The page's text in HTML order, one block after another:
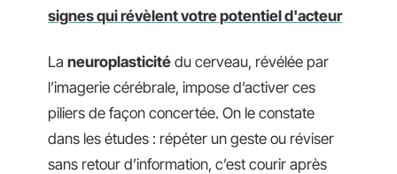
signes qui révèlent votre potentiel d'acteur
La neuroplasticité du cerveau, révélée par
l’imagerie cérébrale, impose d’activer ces
piliers de façon concertée. On le constate
dans les études : répéter un geste ou réviser
sans retour d’information, c’est courir après